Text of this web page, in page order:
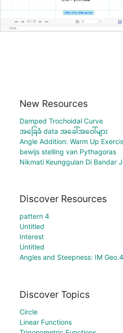
New Resources
Damped Trochoidal Curve
အခြေခံ data အခေါ်အဝေါ်များ
Angle Addition: Warm Up
bewijs stelling van Pythagoras
Nikmati Keunggulan Di Bandar
Discover Resources
pattern 4
Untitled
Interest
Untitled
Angles and Steepness: IM
Discover Topics
Circle
Linear Functions